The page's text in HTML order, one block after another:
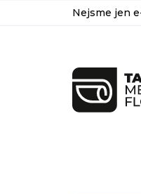
na
Nejsme jen